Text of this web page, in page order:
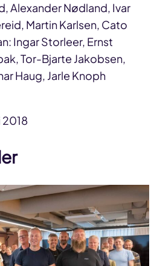
Alexander Nødland, Ivar
Martin Karlsen, Cato
Ingar Storleer, Ernst
Tor-Bjarte Jakobsen,
Haug, Jarle Knoph
2018